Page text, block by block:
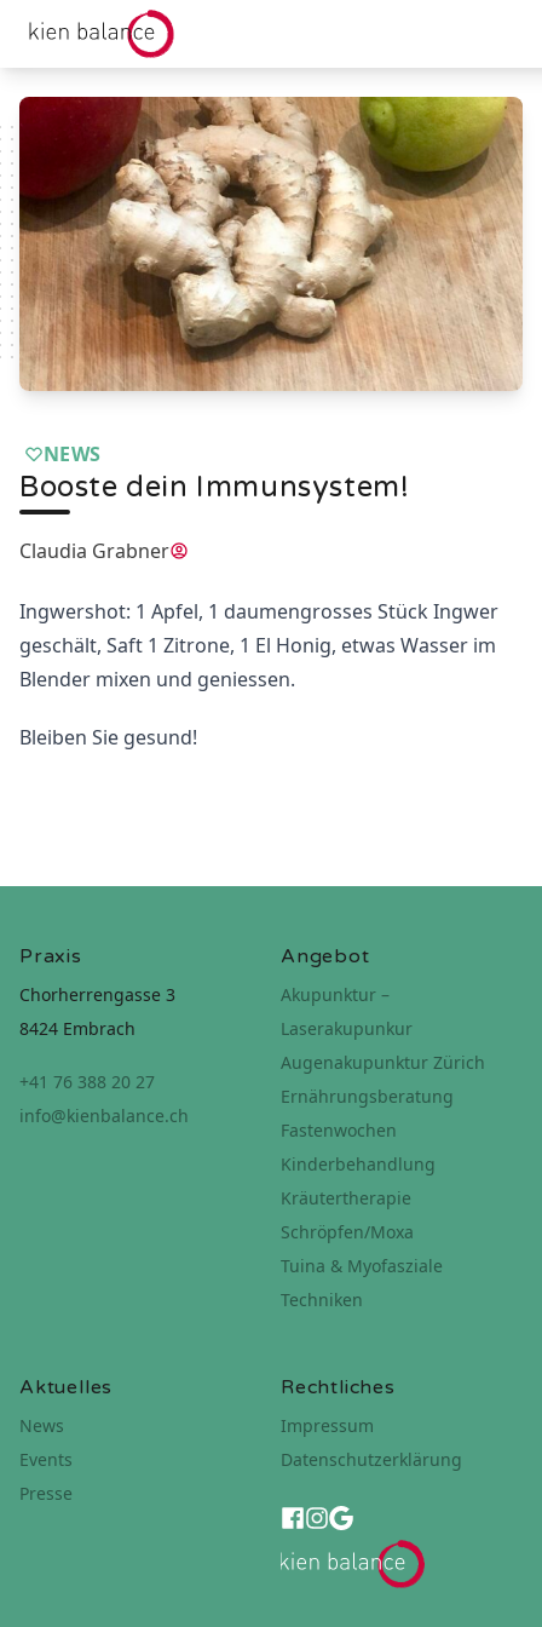
kienbalance Logo
NEWS
Booste dein Immunsystem!
Claudia Grabner
Ingwershot: 1 Apfel, 1 daumengrosses Stück Ingwer
geschält, Saft 1 Zitrone, 1 El Honig, etwas Wasser im
Blender mixen und geniessen.
Bleiben Sie gesund!
Rechtliches
Impressum
Datenschutzerklärung
Praxis
Chorherrengasse 3
8424 Embrach
+41 76 388 20 27
info@kienbalance.ch
Angebot
Akupunktur –
Laserakupunkur
Augenakupunktur Zürich
Ernährungsberatung
Fastenwochen
Kinderbehandlung
Kräutertherapie
Schröpfen/Moxa
Tuina & Myofasziale
Techniken
Aktuelles
News
Events
Presse